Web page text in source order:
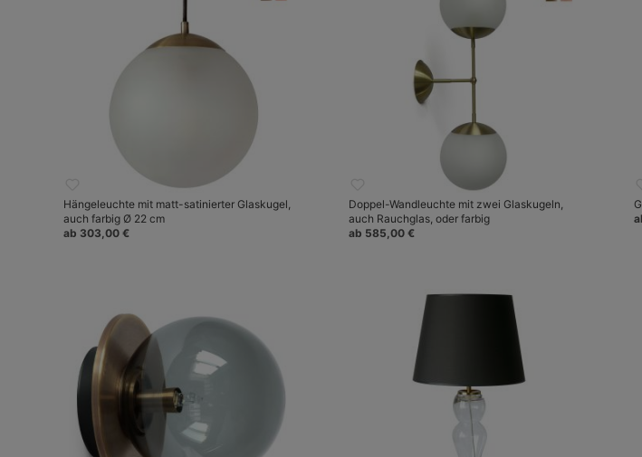
Hängeleuchte mit matt-satinierter Glaskugel,
auch farbig Ø 22 cm
ab 303,00 €
Doppel-Wandleuchte mit zwei Glaskugeln,
auch Rauchglas, oder farbig
ab 585,00 €